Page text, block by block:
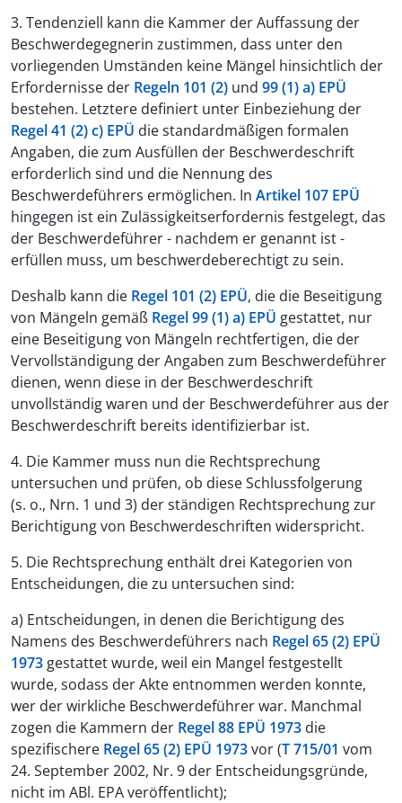
3. Tendenziell kann die Kammer der Auffassung der
Beschwerdegegnerin zustimmen, dass unter den
vorliegenden Umständen keine Mängel hinsichtlich der
Erfordernisse der Regeln 101 (2) und 99 (1) a) EPÜ
bestehen. Letztere definiert unter Einbeziehung der
Regel 41 (2) c) EPÜ die standardmäßigen formalen
Angaben, die zum Ausfüllen der Beschwerdeschrift
erforderlich sind und die Nennung des
Beschwerdeführers ermöglichen. In Artikel 107 EPÜ
hingegen ist ein Zulässigkeitserfordernis festgelegt, das
der Beschwerdeführer - nachdem er genannt ist -
erfüllen muss, um beschwerdeberechtigt zu sein.
Deshalb kann die Regel 101 (2) EPÜ, die die Beseitigung
von Mängeln gemäß Regel 99 (1) a) EPÜ gestattet, nur
eine Beseitigung von Mängeln rechtfertigen, die der
Vervollständigung der Angaben zum Beschwerdeführer
dienen, wenn diese in der Beschwerdeschrift
unvollständig waren und der Beschwerdeführer aus der
Beschwerdeschrift bereits identifizierbar ist.
4. Die Kammer muss nun die Rechtsprechung
untersuchen und prüfen, ob diese Schlussfolgerung
(s. o., Nrn. 1 und 3) der ständigen Rechtsprechung zur
Berichtigung von Beschwerdeschriften widerspricht.
5. Die Rechtsprechung enthält drei Kategorien von
Entscheidungen, die zu untersuchen sind:
a) Entscheidungen, in denen die Berichtigung des
Namens des Beschwerdeführers nach Regel 65 (2) EPÜ
1973 gestattet wurde, weil ein Mangel festgestellt
wurde, sodass der Akte entnommen werden konnte,
wer der wirkliche Beschwerdeführer war. Manchmal
zogen die Kammern der Regel 88 EPÜ 1973 die
spezifischere Regel 65 (2) EPÜ 1973vor (T 715/01 vom
24. September 2002, Nr. 9 der Entscheidungsgründe,
nicht im ABl. EPA veröffentlicht);